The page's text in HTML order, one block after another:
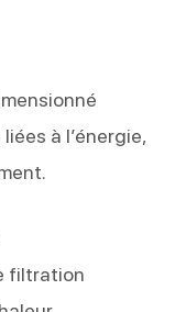
à l’énergie,
filtration